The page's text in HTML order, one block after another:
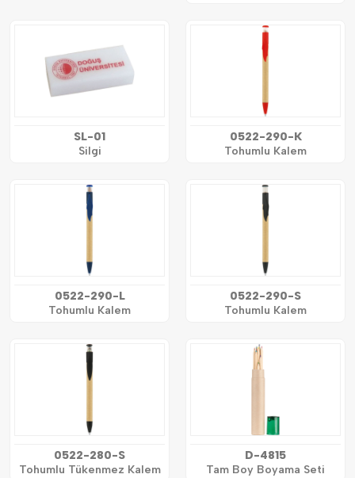
SL-01
Silgi
0522-290-K
Tohumlu Kalem
0522-290-L
Tohumlu Kalem
0522-290-S
Tohumlu Kalem
0522-280-S
Tohumlu Tükenmez Kalem
D-4815
Tam Boy Boyama Seti